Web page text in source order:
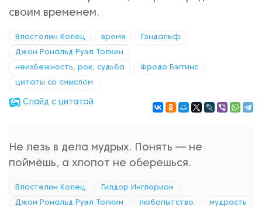
своим временем.
Властелин Колец время Гэндальф
Джон Рональд Руэл Толкин
неизбежность, рок, судьба Фродо Бэггинс
цитаты со смыслом
Cлайд с цитатой
Не лезь в дела мудрых. Понять — не
поймёшь, а хлопот не оберешься.
Властелин Колец Гилдор Инглорион
Джон Рональд Руэл Толкин любопытство мудрость